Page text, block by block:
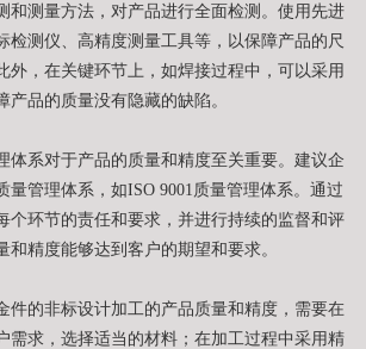
和测量方法，对产品进行全面检测。使用先进
检测仪、高精度测量工具等，以保障产品的尺
外，在关键环节上，如焊接过程中，可以采用
产品的质量没有隐藏的缺陷。
体系对于产品的质量和精度至关重要。建议企
量管理体系，如ISO 9001质量管理体系。通过
个环节的责任和要求，并进行持续的监督和评
和精度能够达到客户的期望和要求。
件的非标设计加工的产品质量和精度，需要在
需求，选择适当的材料；在加工过程中采用精